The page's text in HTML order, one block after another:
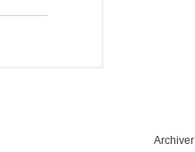
Archiver